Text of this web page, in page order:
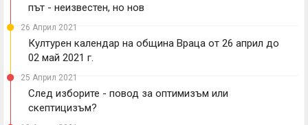
път - неизвестен, но нов
26 Април 2021
Културен календар на община Враца от 26 април до
02 май 2021 г.
25 Април 2021
След изборите - повод за оптимизъм или
скептицизъм?